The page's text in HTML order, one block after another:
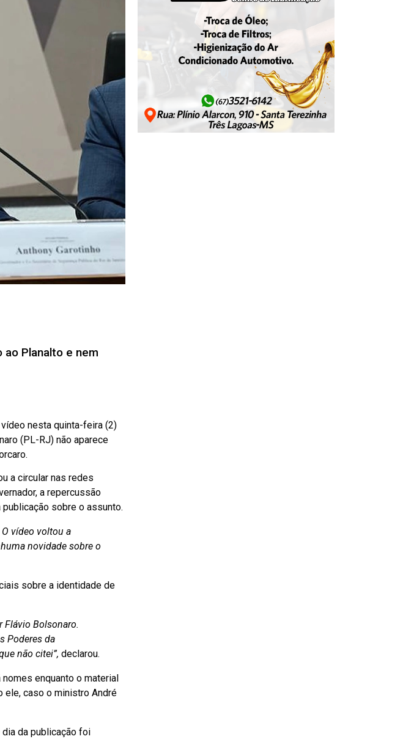
Planalto e nem
nesta quinta-feira (2)
(PL-RJ) não aparece
a circular nas redes
a repercussão
sobre o assunto.
vídeo voltou a
novidade sobre o
sobre a identidade de
Flávio Bolsonaro.
Poderes da
não citei”, declarou.
enquanto o material
ele, caso o ministro André
dia da publicação foi